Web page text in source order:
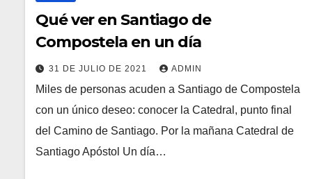
Qué ver en Santiago de
Compostela en un día
31 DE JULIO DE 2021 ADMIN
Miles de personas acuden a Santiago de Compostela
con un único deseo: conocer la Catedral, punto final
del Camino de Santiago. Por la mañana Catedral de
Santiago Apóstol Un día…